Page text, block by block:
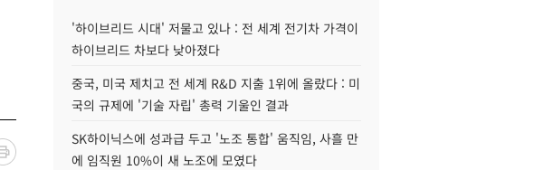
'하이브리드 시대' 저물고 있나 : 전 세계 전기차 가격이
하이브리드 차보다 낮아졌다
중국, 미국 제치고 전 세계 R&D 지출 1위에 올랐다 : 미
국의 규제에 '기술 자립' 총력 기울인 결과
SK하이닉스에 성과급 두고 '노조 통합' 움직임, 사흘 만
에 임직원 10%이 새 노조에 모였다